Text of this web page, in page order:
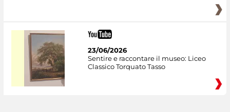
23/06/2026
Sentire e raccontare il museo: Liceo
Classico Torquato Tasso